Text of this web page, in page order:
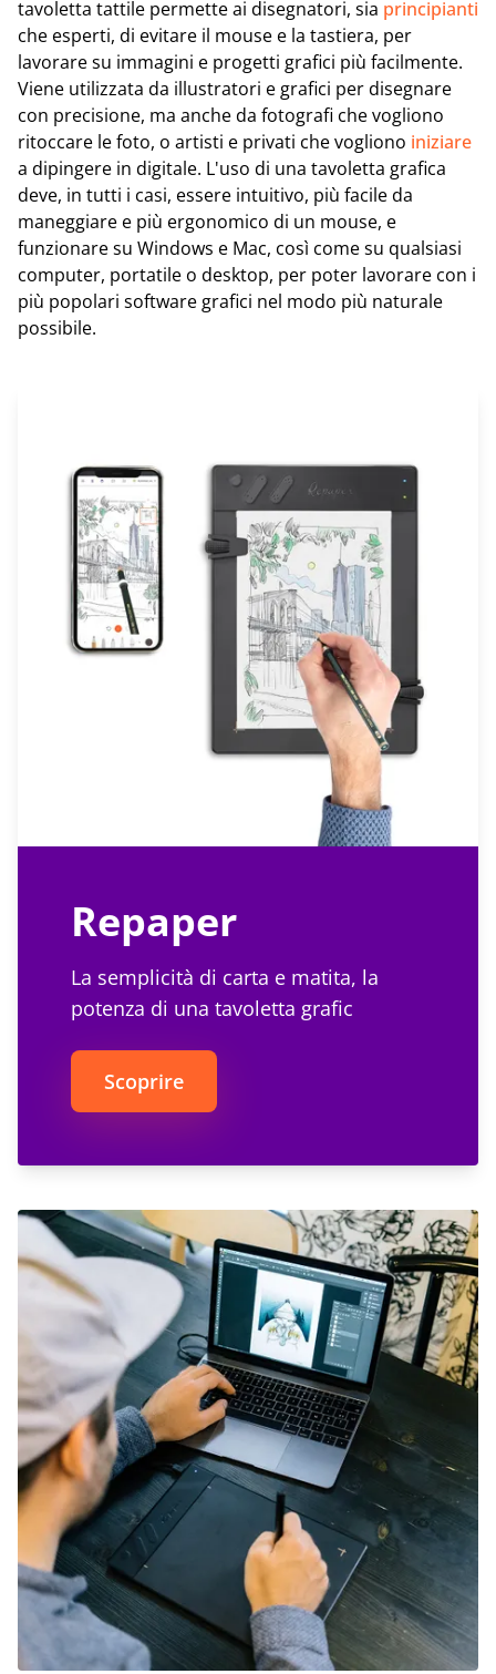
tavoletta tattile permette ai disegnatori, sia principianti
che esperti, di evitare il mouse e la tastiera, per
lavorare su immagini e progetti grafici più facilmente.
Viene utilizzata da illustratori e grafici per disegnare
con precisione, ma anche da fotografi che vogliono
ritoccare le foto, o artisti e privati che vogliono iniziare
a dipingere in digitale. L'uso di una tavoletta grafica
deve, in tutti i casi, essere intuitivo, più facile da
maneggiare e più ergonomico di un mouse, e
funzionare su Windows e Mac, così come su qualsiasi
computer, portatile o desktop, per poter lavorare con i
più popolari software grafici nel modo più naturale
possibile.
Repaper
La semplicità di carta e matita, la
potenza di una tavoletta grafic
Scoprire